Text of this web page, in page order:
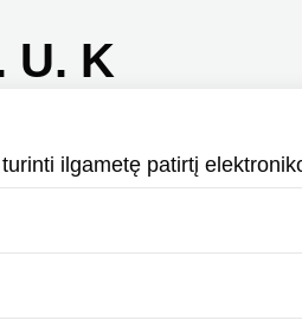
U. K
ilgametę patirtį